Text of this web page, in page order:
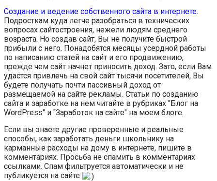
Создание и ведение собственного сайта в интернете.
Подросткам куда легче разобраться в технических
вопросах сайтостроения, нежели людям среднего
возраста. Но создав сайт, Вы не получите быстрой
прибыли с него. Понадобятся месяцы усердной работы
по написанию статей на сайт и его продвижению,
прежде чем сайт начнет приносить доход. Зато, если Вам
удастся привлечь на свой сайт тысячи посетителей, Вы
будете получать почти пассивный доход от
размещаемой на сайте рекламы. Статьи по созданию
сайта и заработке на нем читайте в рубриках "Блог на
WordPress" и "Заработок на сайте" на моем блоге.
Если вы знаете другие проверенные и реальные
способы, как заработать деньги школьнику на
карманные расходы на дому в интернете, пишите в
комментариях. Просьба не спамить в комментариях
ссылками. Спам фильтруется автоматически и не
публикуется на сайте